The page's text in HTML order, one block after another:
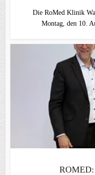
Die RoMed Klinik
Montag, den 10.